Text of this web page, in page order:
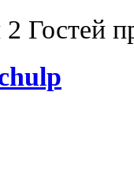
Гостей